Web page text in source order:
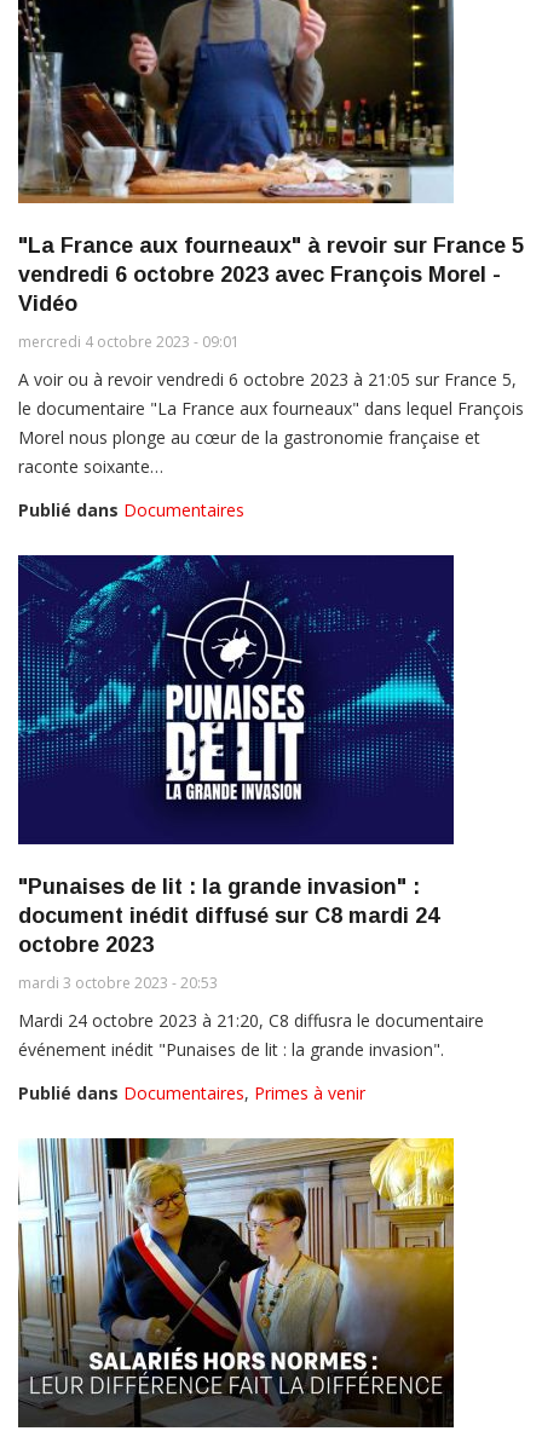
"La France aux fourneaux" à revoir sur France 5
vendredi 6 octobre 2023 avec François Morel -
Vidéo
mercredi 4 octobre 2023 - 09:01
A voir ou à revoir vendredi 6 octobre 2023 à 21:05 sur France 5,
le documentaire "La France aux fourneaux" dans lequel François
Morel nous plonge au cœur de la gastronomie française et
raconte soixante…
Publié dans Documentaires
"Punaises de lit : la grande invasion" :
document inédit diffusé sur C8 mardi 24
octobre 2023
mardi 3 octobre 2023 - 20:53
Mardi 24 octobre 2023 à 21:20, C8 diffusra le documentaire
événement inédit "Punaises de lit : la grande invasion".
Publié dans Documentaires, Primes à venir